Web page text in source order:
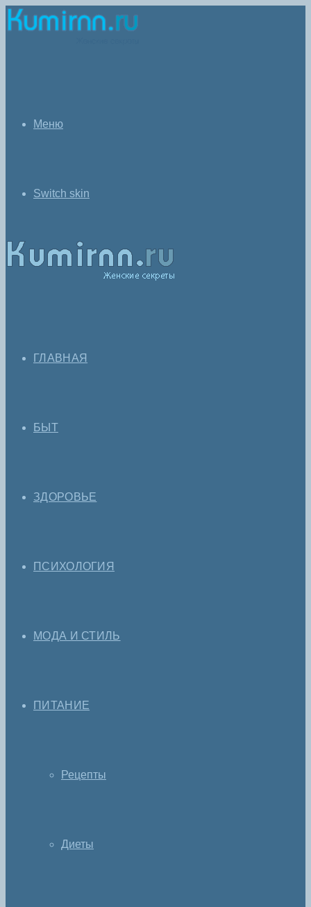
Меню
Switch skin
ГЛАВНАЯ
БЫТ
ЗДОРОВЬЕ
ПСИХОЛОГИЯ
МОДА И СТИЛЬ
ПИТАНИЕ
Рецепты
Диеты